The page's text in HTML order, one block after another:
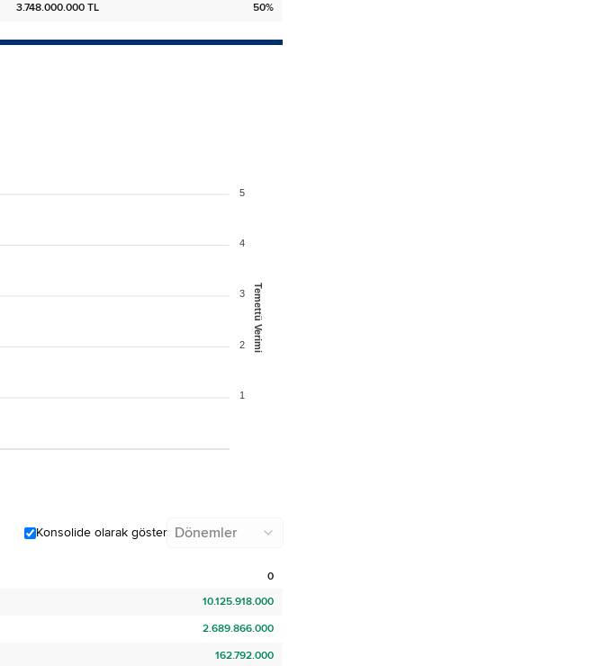
3.748.000.000 TL 50%
5
4
3
2
1
Temettü Verimi
Konsolide olarak göster Dönemler
0
10.125.918.000
2.689.866.000
162.792.000